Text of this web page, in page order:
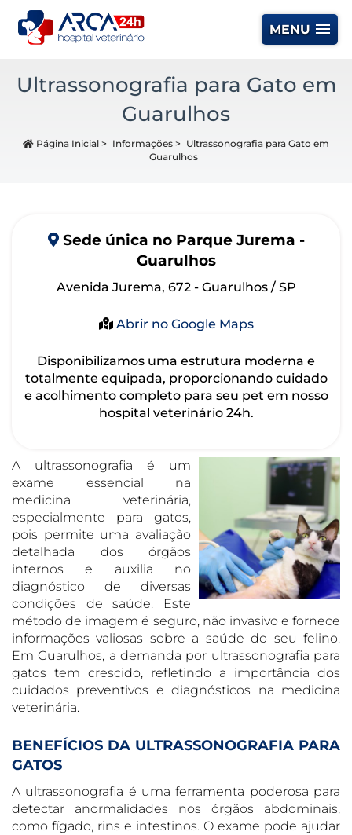
MENU
Ultrassonografia para Gato em
Guarulhos
Página Inicial > Informações > Ultrassonografia para Gato em
Guarulhos
Sede única no Parque Jurema -
Guarulhos
Avenida Jurema, 672 - Guarulhos / SP
Abrir no Google Maps
Disponibilizamos uma estrutura moderna e
totalmente equipada, proporcionando cuidado
e acolhimento completo para seu pet em nosso
hospital veterinário 24h.
A ultrassonografia é um
exame essencial na
medicina veterinária,
especialmente para gatos,
pois permite uma avaliação
detalhada dos órgãos
internos e auxilia no
diagnóstico de diversas
condições de saúde. Este
método de imagem é seguro, não invasivo e fornece
informações valiosas sobre a saúde do seu felino.
Em Guarulhos, a demanda por ultrassonografia para
gatos tem crescido, refletindo a importância dos
cuidados preventivos e diagnósticos na medicina
veterinária.
BENEFÍCIOS DA ULTRASSONOGRAFIA PARA
GATOS
A ultrassonografia é uma ferramenta poderosa para
detectar anormalidades nos órgãos abdominais,
como fígado, rins e intestinos. O exame pode ajudar